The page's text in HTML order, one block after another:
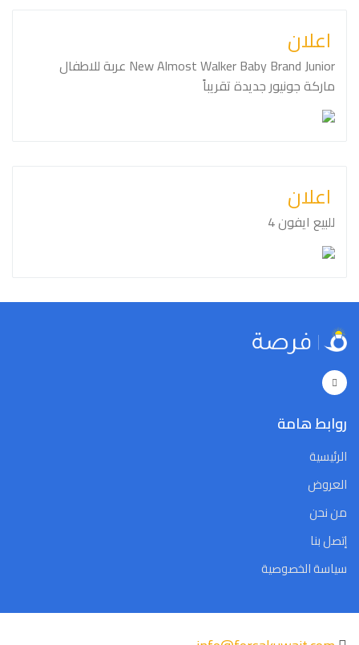
اعلان
Junior⁩⁩ ⁦⁦Brand⁩⁩ ⁦⁦Baby⁩⁩ ⁦⁦Walker⁩⁩ ⁦⁦Almost⁩⁩ ⁦⁦New⁩⁩ عربة للاطفال
ماركة جونيور جديدة تقريباً
اعلان
للبيع ايفون ⁦⁦4⁩⁩
روابط هامة
الرئيسية
العروض
من نحن
إتصل بنا
سياسة الخصوصية